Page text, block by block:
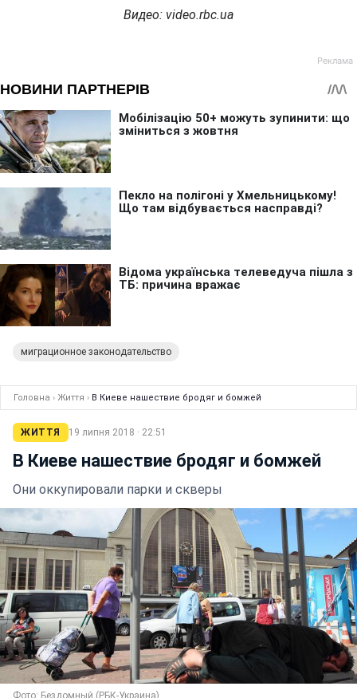
Видео: video.rbc.ua
миграционное законодательство
Головна › Життя › В Киеве нашествие бродяг и бомжей
ЖИТТЯ 19 липня 2018 · 22:51
В Киеве нашествие бродяг и бомжей
Они оккупировали парки и скверы
Фото: Бездомный (РБК-Украина)